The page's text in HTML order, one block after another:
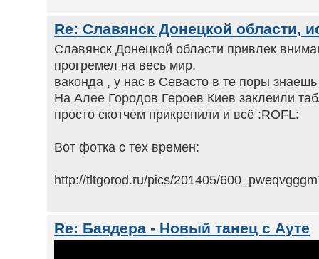
Re: Славянск Донецкой области,
Славянск Донецкой области привлек
прогремел на весь мир.
ваконда , у нас в Севасто в те поры
На Алее Городов Героев Киев заклеили
просто скотчем прикрепили и всё :ROFL:
Вот фотка с тех времен:
http://tltgorod.ru/pics/201405/
Re: Баядера - Новый танец с Ауте